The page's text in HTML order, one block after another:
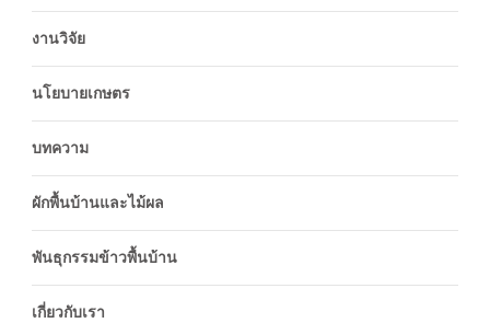
งานวิจัย
นโยบายเกษตร
บทความ
ผักพื้นบ้านและไม้ผล
พันธุกรรมข้าวพื้นบ้าน
เกี่ยวกับเรา